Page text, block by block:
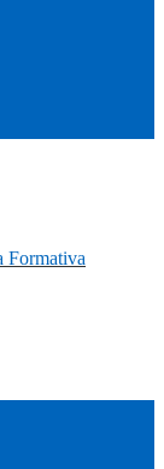
Formativa